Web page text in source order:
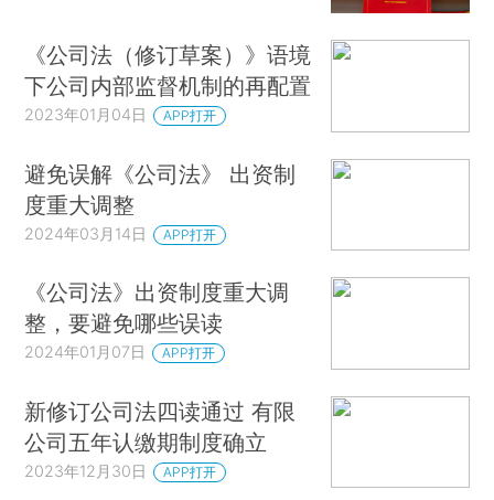
《公司法（修订草案）》语境
下公司内部监督机制的再配置
2023年01月04日 APP打开
避免误解《公司法》 出资制
度重大调整
2024年03月14日 APP打开
《公司法》出资制度重大调
整，要避免哪些误读
2024年01月07日 APP打开
新修订公司法四读通过 有限
公司五年认缴期制度确立
2023年12月30日 APP打开